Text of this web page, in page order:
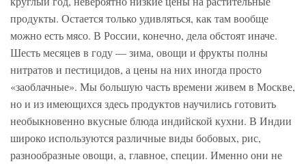
продукты. Остается только удивляться, как там вообще
можно есть мясо. В России, конечно, дела обстоят иначе.
Шесть месяцев в году — зима, овощи и фрукты полны
нитратов и пестицидов, а цены на них иногда просто
«заоблачные». Мы большую часть времени живем в Москве,
но и из имеющихся здесь продуктов научились готовить
необыкновенно вкусные блюда индийской кухни. В Индии
широко используются различные виды бобовых, рис,
разнообразные овощи, а, главное, специи. Именно они не